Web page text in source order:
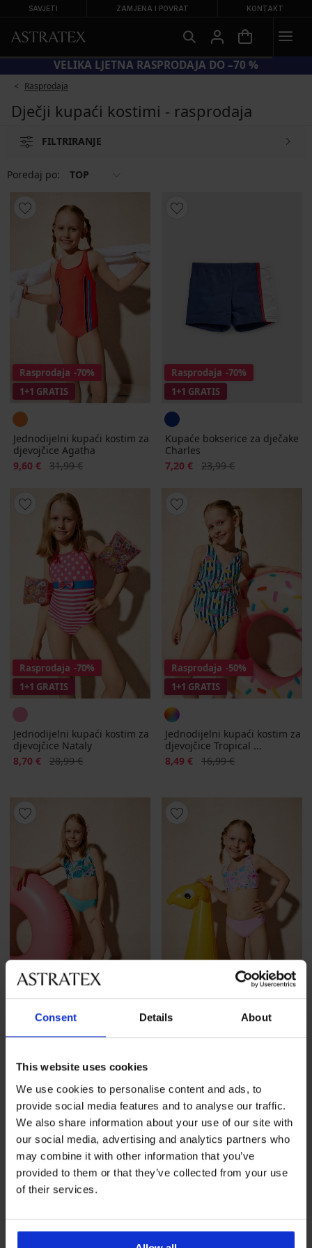
Consent Details About
This website uses cookies
We use cookies to personalise content and ads, to
provide social media features and to analyse our traffic.
We also share information about your use of our site with
our social media, advertising and analytics partners who
may combine it with other information that you’ve
provided to them or that they’ve collected from your use
of their services.
SAVJETI ZAMJENA I POVRAT KONTAKT
VELIKA LJETNA RASPRODAJA DO –70 %
Rasprodaja
Dječji kupaći kostimi - rasprodaja
FILTRIRANJE
Poredaj po: TOP
Rasprodaja -70%
1+1 GRATIS
Jednodijelni kupaći kostim za
djevojčice Agatha
Popust
9,60 € Prvobitna cijena
31,99 €
Rasprodaja -70%
1+1 GRATIS
Kupaće bokserice za dječake
Charles
Popust
7,20 € Prvobitna cijena
23,99 €
Rasprodaja -70%
1+1 GRATIS
Jednodijelni kupaći kostim za
djevojčice Nataly
Popust
8,70 € Prvobitna cijena
28,99 €
Rasprodaja -50%
1+1 GRATIS
Jednodijelni kupaći kostim za
djevojčice Tropical ...
Popust
8,49 € Prvobitna cijena
16,99 €
Rasprodaja -40%
1+1 GRATIS
Popust
10,19 € Prvobitna cijena
16,99 €
-40%
1+1 GRATIS